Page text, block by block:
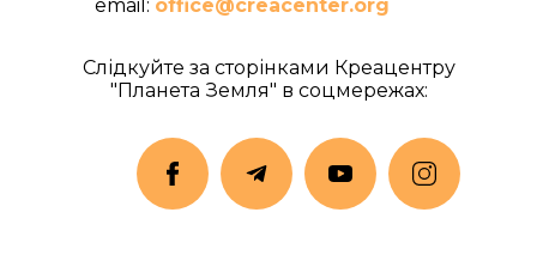
email: office@creacenter.org
Слідкуйте за сторінками Креацентру
"Планета Земля" в соцмережах: